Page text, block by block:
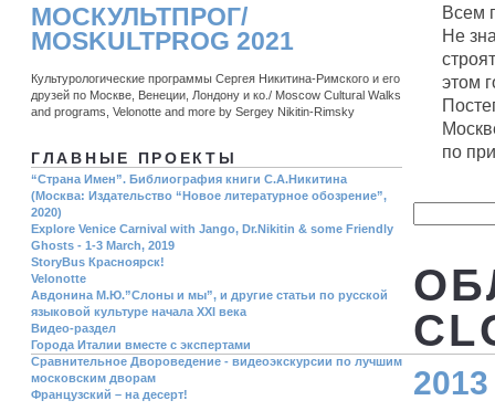
Всем
Не
этом
по
МОСКУЛЬТПРОГ/
MOSKULTPROG 2021
Культурологические программы Сергея Никитина-Римского и его
друзей по Москве, Венеции, Лондону и ко./ Moscow Cultural Walks
and programs, Velonotte and more by Sergey Nikitin-Rimsky
ГЛАВНЫЕ ПРОЕКТЫ
“Страна Имен”. Библиография книги С.А.Никитина
(Москва: Издательство “Новое литературное обозрение”,
2020)
Explore Venice Carnival with Jango, Dr.Nikitin & some Friendly
Ghosts - 1-3 March, 2019
StoryBus Красноярск!
Velonotte
Авдонина М.Ю.”Слоны и мы”, и другие статьи по русской
языковой культуре начала ХХI века
Видео-раздел
Города Италии вместе с экспертами
Сравнительное Двороведение - видеоэкскурсии по лучшим
московским дворам
Французский – на десерт!
2013